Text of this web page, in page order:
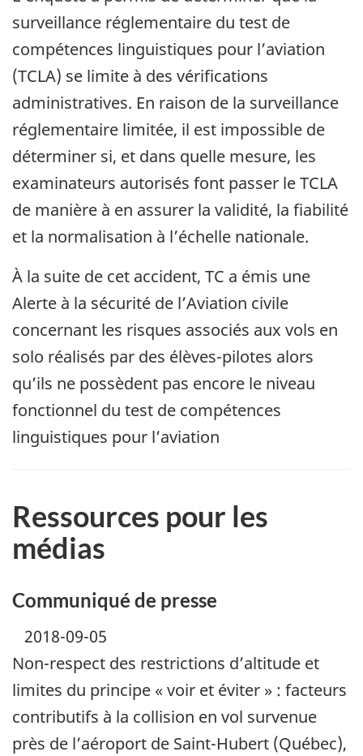
surveillance réglementaire du test de
compétences linguistiques pour l’aviation
(TCLA) se limite à des vérifications
administratives. En raison de la surveillance
réglementaire limitée, il est impossible de
déterminer si, et dans quelle mesure, les
examinateurs autorisés font passer le TCLA
de manière à en assurer la validité, la fiabilité
et la normalisation à l’échelle nationale.
À la suite de cet accident, TC a émis une
Alerte à la sécurité de l’Aviation civile
concernant les risques associés aux vols en
solo réalisés par des élèves-pilotes alors
qu’ils ne possèdent pas encore le niveau
fonctionnel du test de compétences
linguistiques pour l’aviation
Ressources pour les
médias
Communiqué de presse
2018-09-05
Non-respect des restrictions d’altitude et
limites du principe « voir et éviter » : facteurs
contributifs à la collision en vol survenue
près de l’aéroport de Saint-Hubert (Québec),